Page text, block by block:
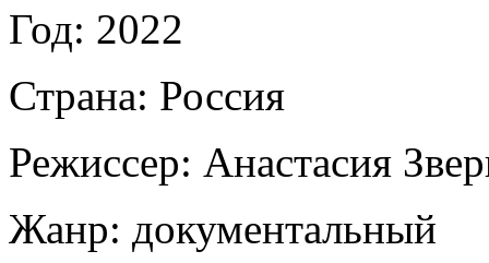
Год: 2022
Страна: Россия
Режиссер: Анастасия
Жанр: документальный